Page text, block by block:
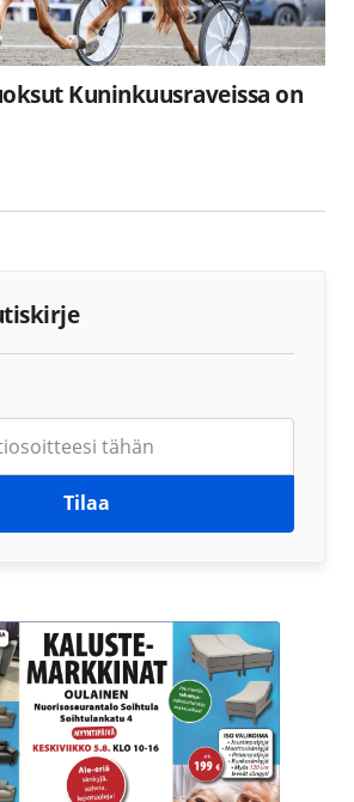
Kuninkuusraveissa on
Tilaa